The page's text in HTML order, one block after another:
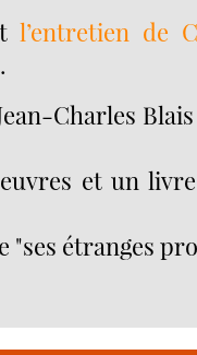
l’entretien de
.
Charles
et un
"ses étranges